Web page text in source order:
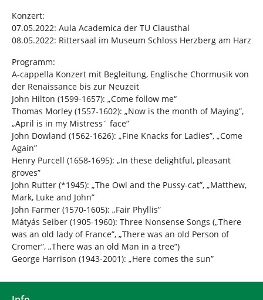
Konzert:
07.05.2022: Aula Academica der TU Clausthal
08.05.2022: Rittersaal im Museum Schloss Herzberg am Harz
Programm:
A-cappella Konzert mit Begleitung, Englische Chormusik von
der Renaissance bis zur Neuzeit
John Hilton (1599-1657): „Come follow me“
Thomas Morley (1557-1602): „Now is the month of Maying”,
„April is in my Mistress´ face”
John Dowland (1562-1626): „Fine Knacks for Ladies”, „Come
Again”
Henry Purcell (1658-1695): „In these delightful, pleasant
groves”
John Rutter (*1945): „The Owl and the Pussy-cat”, „Matthew,
Mark, Luke and John”
John Farmer (1570-1605): „Fair Phyllis”
Mátyás Seiber (1905-1960): Three Nonsense Songs („There
was an old lady of France”, „There was an old Person of
Cromer”, „There was an old Man in a tree”)
George Harrison (1943-2001): „Here comes the sun”